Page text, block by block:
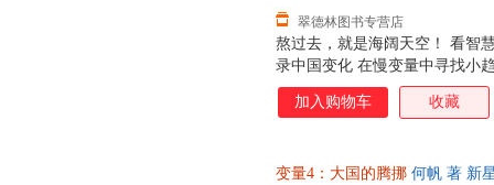
熬过去，就是海阔天空！ 看智
录中国变化 在慢变量中寻找小
的中国土地 对个人选择、乡村
意想不到的新解法 谁适合读这
过本书了解当前经济趋势，投
翠德林图书专营店
加入购物车 收藏
变量4：大国的腾挪 何帆 著 新